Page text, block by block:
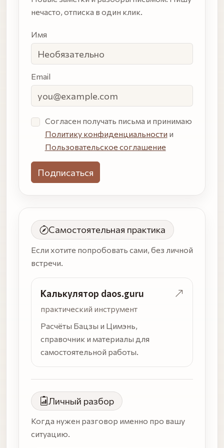
нечасто, отписка в один клик.
Имя
Email
человек
может не
это поле.
Лучше
дойти
Согласен получать письма и принимаю
Политику конфиденциальности и
Пользовательское соглашение
Самостоятельная практика
Если хотите попробовать сами, без личной
встречи.
Калькулятор daos.guru
практический инструмент
Расчёты Бацзы и Цимэнь,
справочник и материалы для
самостоятельной работы.
Личный разбор
Когда нужен разговор именно про вашу
ситуацию.